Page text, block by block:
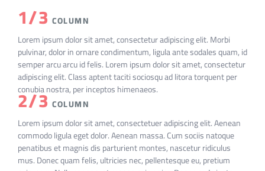
1/3 COLUMN
Lorem ipsum dolor sit amet, consectetur adipiscing elit. Morbi
pulvinar, dolor in ornare condimentum, ligula ante sodales quam, id
semper arcu arcu id felis. Lorem ipsum dolor sit amet, consectetur
adipiscing elit. Class aptent taciti sociosqu ad litora torquent per
conubia nostra, per inceptos himenaeos.
2/3COLUMN
Lorem ipsum dolor sit amet, consectetuer adipiscing elit. Aenean
commodo ligula eget dolor. Aenean massa. Cum sociis natoque
penatibus et magnis dis parturient montes, nascetur ridiculus
mus. Donec quam felis, ultricies nec, pellentesque eu, pretium